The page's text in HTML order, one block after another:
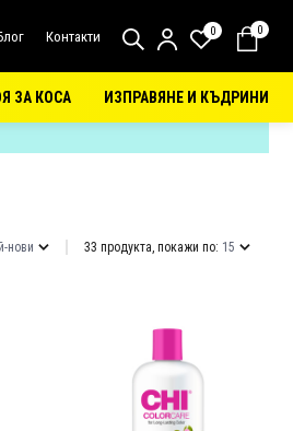
Контакти 0 0
ЗА КОСА ИЗПРАВЯНЕ И КЪДРИНИ
нови 33 продукта, покажи по: 15